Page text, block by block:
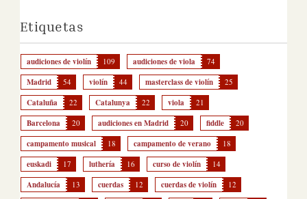
Etiquetas
audiciones de violín 109 audiciones de viola 74
Madrid 54 violín 44 masterclass de violín 25
Cataluña 22 Catalunya 22 viola 21
Barcelona 20 audiciones en Madrid 20 fiddle 20
campamento musical 18 campamento de verano 18
euskadi 17 luthería 16 curso de violín 14
Andalucía 13 cuerdas 12 cuerdas de violín 12